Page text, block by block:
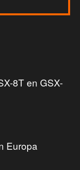
8T en GSX-
Europa